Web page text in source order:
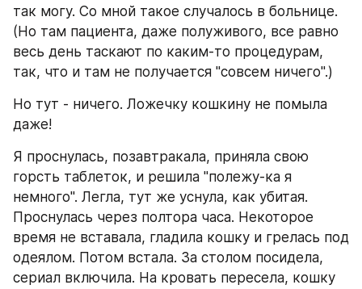
так могу. Со мной такое случалось в больнице.
(Но там пациента, даже полуживого, все равно
весь день таскают по каким-то процедурам,
так, что и там не получается "совсем ничего".)
Но тут - ничего. Ложечку кошкину не помыла
даже!
Я проснулась, позавтракала, приняла свою
горсть таблеток, и решила "полежу-ка я
немного". Легла, тут же уснула, как убитая.
Проснулась через полтора часа. Некоторое
время не вставала, гладила кошку и грелась под
одеялом. Потом встала. За столом посидела,
сериал включила. На кровать пересела, кошку